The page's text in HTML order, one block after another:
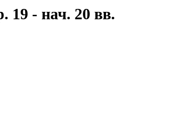
19 - нач. 20 вв.